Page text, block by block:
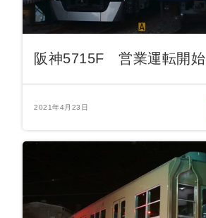
阪神5715F 営業運転開始
2021年4月23日